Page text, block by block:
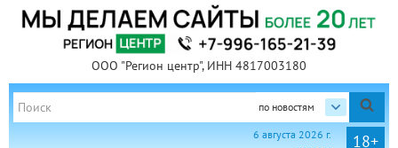
ООО "Регион центр", ИНН 4817003180
по новостям
18+
6 августа 2026 г.